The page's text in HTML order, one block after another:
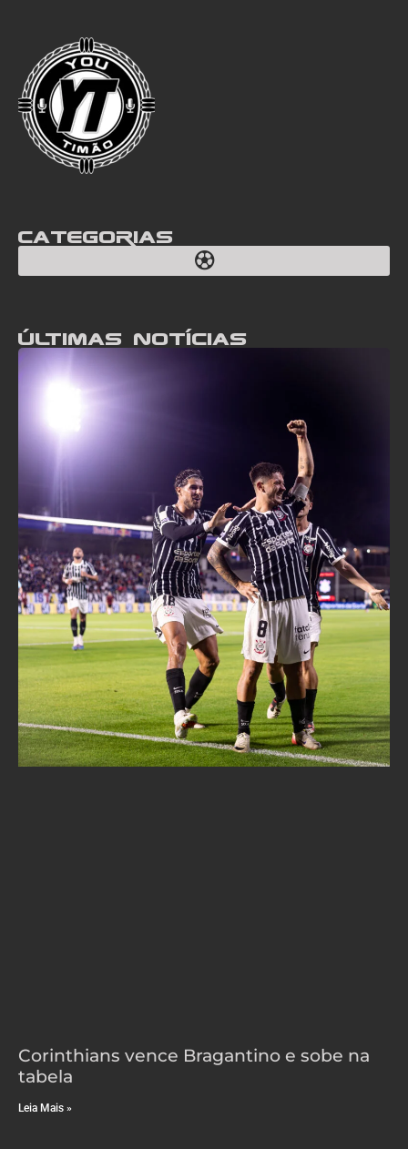
Categorias
Últimas notícias
Corinthians vence Bragantino e sobe na
tabela
Leia Mais »